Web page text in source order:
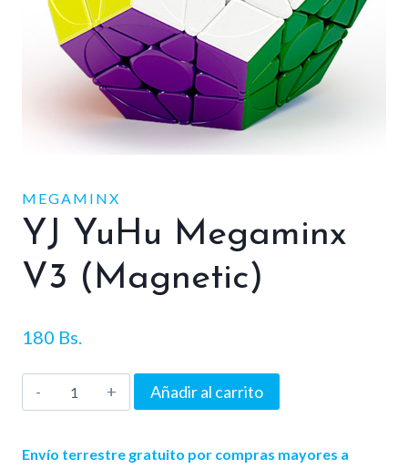
MEGAMINX
YJ YuHu Megaminx
V3 (Magnetic)
180 Bs.
YuHu
Megaminx
Añadir al carrito
Envío terrestre gratuito por compras mayores a